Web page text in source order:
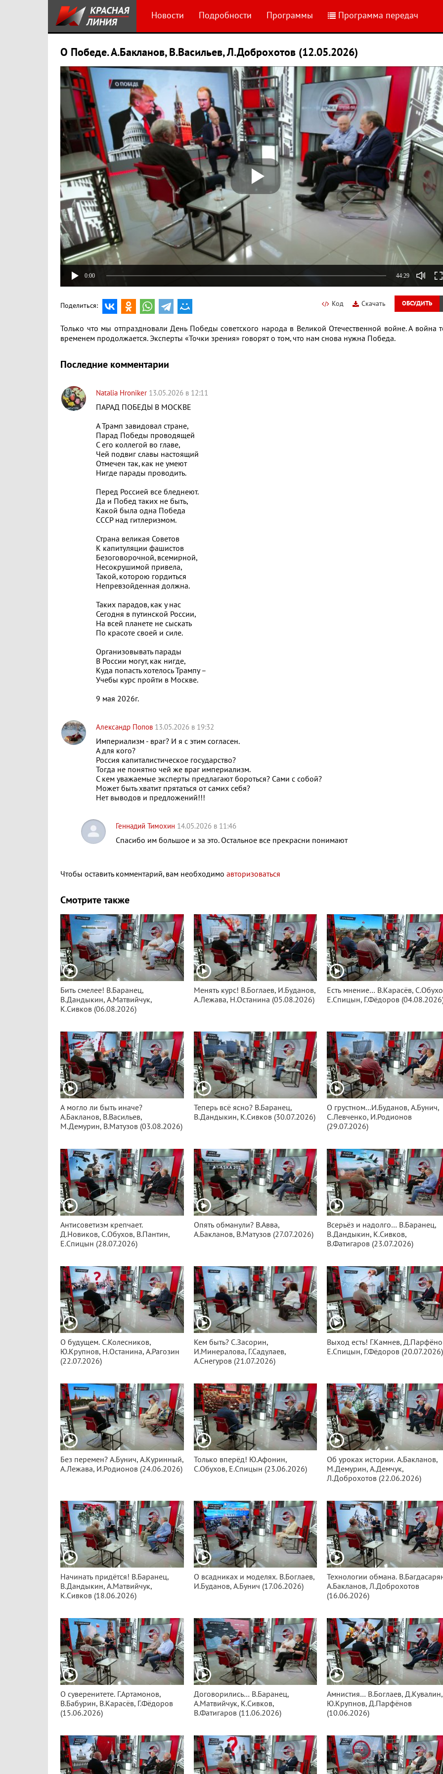
Новости Подробности Программы Программа передач
О Победе. А.Бакланов, В.Васильев, Л.Доброхотов (12.05.2026)
0:00 44:29
ОБСУДИТЬ
Скачать
Код
Поделиться:
Только что мы отпраздновали День Победы советского народа в Великой Отечественной войне. А война
временем продолжается. Эксперты «Точки зрения» говорят о том, что нам снова нужна Победа.
Последние комментарии
Natalia Hroniker 13.05.2026 в 12:11
ПАРАД ПОБЕДЫ В МОСКВЕ
А Трамп завидовал стране,
Парад Победы проводящей
С его коллегой во главе,
Чей подвиг славы настоящий
Отмечен так, как не умеют
Нигде парады проводить.
Перед Россией все бледнеют.
Да и Побед таких не быть,
Какой была одна Победа
СССР над гитлеризмом.
Страна великая Советов
К капитуляции фашистов
Безоговорочной, всемирной,
Несокрушимой привела,
Такой, которою гордиться
Непревзойденная должна.
Таких парадов, как у нас
Сегодня в путинской России,
На всей планете не сыскать
По красоте своей и силе.
Организовывать парады
В России могут, как нигде,
Куда попасть хотелось Трампу –
Учебы курс пройти в Москве.
9 мая 2026г.
Александр Попов 13.05.2026 в 19:32
Империализм - враг? И я с этим согласен.
А для кого?
Россия капиталистическое государство?
Тогда не понятно чей же враг империализм.
C кем уважаемые эксперты предлагают бороться? Сами с собой?
Может быть хватит прятаться от самих себя?
Нет выводов и предложений!!!
Геннадий Тимохин 14.05.2026 в 11:46
Спасибо им большое и за это. Остальное все прекрасни понимают
Чтобы оставить комментарий, вам необходимо авторизоваться
Смотрите также
Бить смелее! В.Баранец,
В.Дандыкин, А.Матвийчук,
К.Сивков (06.08.2026)
Менять курс! В.Боглаев, И.Буданов,
А.Лежава, Н.Останина (05.08.2026)
Есть мнение… В.Карасёв,
Е.Спицын, Г.Фёдоров
А могло ли быть иначе?
А.Бакланов, В.Васильев,
М.Демурин, В.Матузов (03.08.2026)
Теперь всё ясно? В.Баранец,
В.Дандыкин, К.Сивков (30.07.2026)
О грустном…И.Буданов, А.Бунич,
С.Левченко, И.Родионов
(29.07.2026)
Антисоветизм крепчает.
Д.Новиков, С.Обухов, В.Пантин,
Е.Спицын (28.07.2026)
Опять обманули? В.Авва,
А.Бакланов, В.Матузов (27.07.2026)
Всерьёз и надолго… В.Баранец,
В.Дандыкин, К.Сивков,
В.Фатигаров (23.07.2026)
О будущем. С.Колесников,
Ю.Крупнов, Н.Останина, А.Рагозин
(22.07.2026)
Кем быть? С.Засорин,
И.Минералова, Г.Садулаев,
А.Снегуров (21.07.2026)
Выход есть! Г.Камнев,
Е.Спицын, Г.Фёдоров (20.07.2026)
Без перемен? А.Бунич, А.Куринный,
А.Лежава, И.Родионов (24.06.2026)
Только вперёд! Ю.Афонин,
С.Обухов, Е.Спицын (23.06.2026)
Об уроках истории. А.Бакланов,
М.Демурин, А.Демчук,
Л.Доброхотов (22.06.2026)
Начинать придётся! В.Баранец,
В.Дандыкин, А.Матвийчук,
К.Сивков (18.06.2026)
О всадниках и моделях. В.Боглаев,
И.Буданов, А.Бунич (17.06.2026)
Технологии обмана.
А.Бакланов, Л.Доброхотов
(16.06.2026)
О суверенитете. Г.Артамонов,
В.Бабурин, В.Карасёв, Г.Фёдоров
(15.06.2026)
Договорились… В.Баранец,
А.Матвийчук, К.Сивков,
В.Фатигаров (11.06.2026)
Амнистия… В.Боглаев, Д.Кувалин,
Ю.Крупнов, Д.Парфёнов
(10.06.2026)